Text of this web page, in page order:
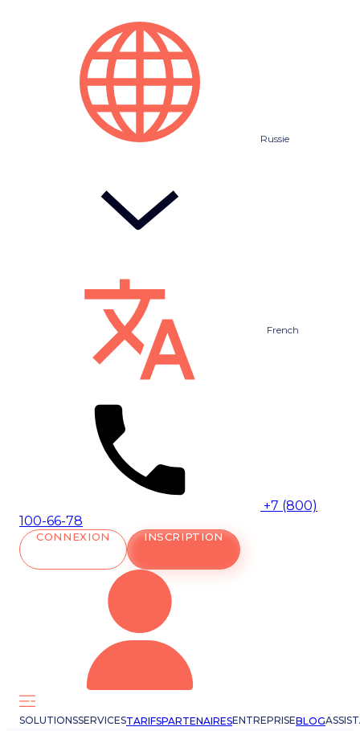
Russie
French
+7 (800)
100-66-78
CONNEXION INSCRIPTION
SOLUTIONSSERVICESTARIFSPARTENAIRESENTREPRISEBLOG